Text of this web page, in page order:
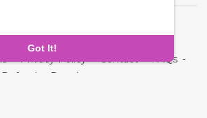
Got It!
-Privacy Policy-Contact-FAQs -
Refund
Developers